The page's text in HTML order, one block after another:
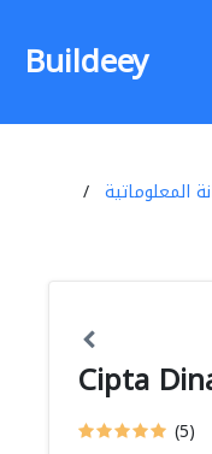
Buildeey
المعلوماتية
Cipta
(5)